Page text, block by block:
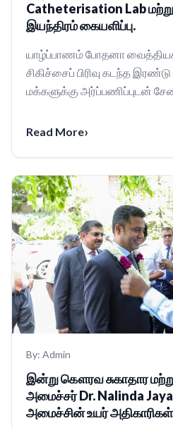
Catheterisation Lab
இயந்திரம் கையளிப்பு.
யாழ்ப்பாணம் போதனா
சிகிச்சைப் பிரிவு கடந்த
மக்களுக்கு அர்ப்பணிப்புடன்
Read More›
By: Admin
இன்று கௌரவ சுகாதார
அமைச்சர் Dr. Nalinda Jayatissa
அமைச்சின் உயர்